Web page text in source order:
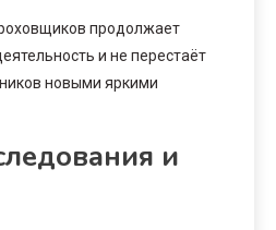
продолжает
и не перестаёт
новыми яркими
и